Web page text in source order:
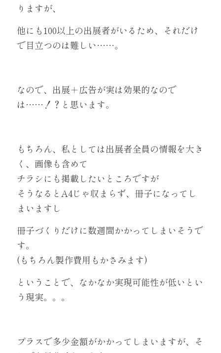
りますが、
他にも100以上の出展者がいるため、それだけ
で目立つのは難しい……。
なので、出展＋広告が実は効果的なので
は……！？と思います。
もちろん、私としては出展者全員の情報を大き
く、画像も含めて
チラシにも掲載したいところですが
そうなるとA4じゃ収まらず、冊子になってし
まいますし
冊子づくりだけに数週間かかってしまいそうで
す。
(もちろん製作費用もかさみます)
ということで、なかなか実現可能性が低いとい
う現実。。。
プラスで多少金額がかかってしまいますが、そ